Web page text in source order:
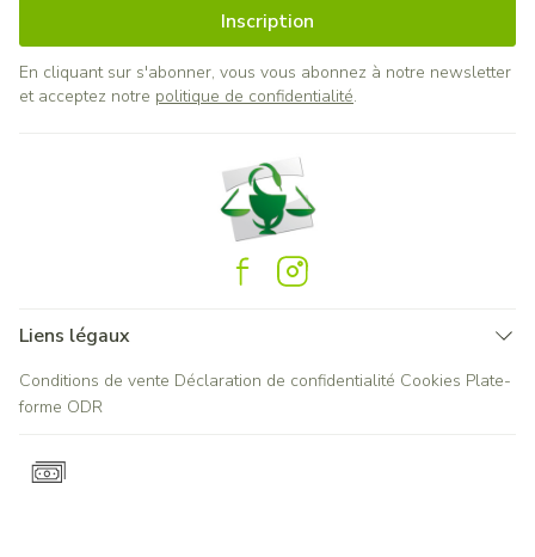
Inscription
En cliquant sur s'abonner, vous vous abonnez à notre newsletter
et acceptez notre politique de confidentialité.
Liens légaux
Conditions de vente Déclaration de confidentialité Cookies Plate-
forme ODR